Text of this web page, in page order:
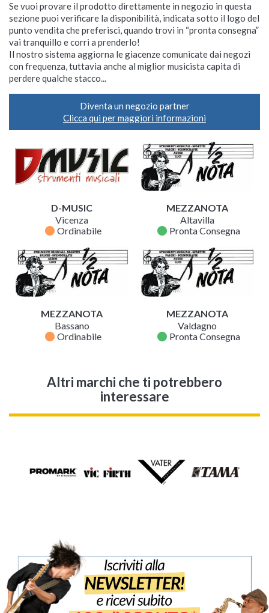
Se vuoi provare il prodotto direttamente in negozio in questa
sezione puoi verificare la disponibilità, indicata sotto il logo del
punto vendita che preferisci, quando trovi in “pronta consegna”
vai tranquillo e corri a prenderlo!
Il nostro sistema aggiorna le giacenze comunicate dai negozi
con frequenza, tuttavia anche al miglior musicista capita di
perdere qualche stacco...
Diventa un negozio partner
Clicca qui per maggiori informazioni
D-MUSIC
Vicenza
fiber_manual_record Ordinabile
MEZZANOTA
Altavilla
fiber_manual_record Pronta Consegna
MEZZANOTA
Bassano
fiber_manual_record Ordinabile
MEZZANOTA
Valdagno
fiber_manual_record Pronta Consegna
Altri marchi che ti potrebbero
interessare